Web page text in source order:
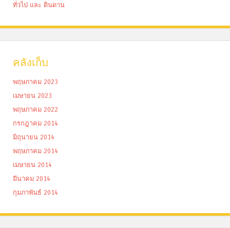
ทั่วไป และ ดินดาน
คลังเก็บ
พฤษภาคม 2023
เมษายน 2023
พฤษภาคม 2022
กรกฎาคม 2014
มิถุนายน 2014
พฤษภาคม 2014
เมษายน 2014
มีนาคม 2014
กุมภาพันธ์ 2014